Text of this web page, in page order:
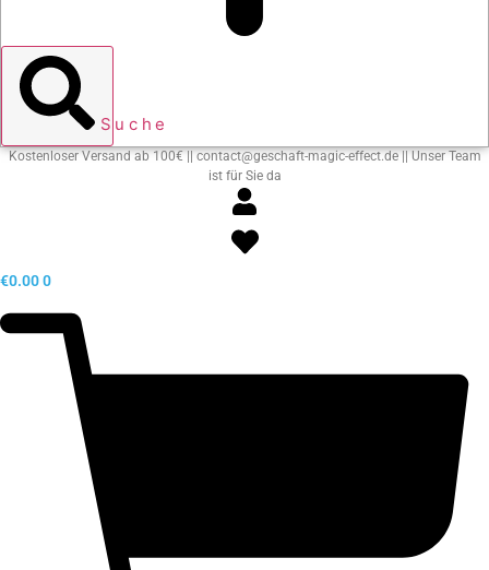
Suche
Kostenloser Versand ab 100€ || contact@geschaft-magic-effect.de || Unser Team
ist für Sie da
€0.000